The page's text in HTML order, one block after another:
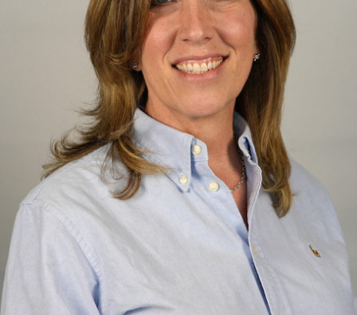
Diane Rundle
Président du conseil d'administration